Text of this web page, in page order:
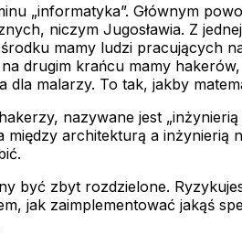
„informatyka”. Głównym
niczym Jugosławia. Z
mamy ludzi pracujących
drugim krańcu mamy
dla malarzy. To tak, jakby
nazywane jest
między architekturą a inżynierią
być zbyt rozdzielone.
jak zaimplementować jakąś